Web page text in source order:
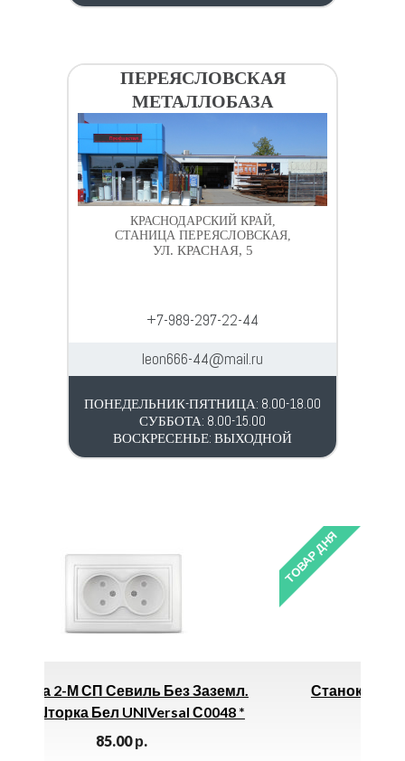
ПЕРЕЯСЛОВСКАЯ
МЕТАЛЛОБАЗА
КРАСНОДАРСКИЙ КРАЙ,
СТАНИЦА ПЕРЕЯСЛОВСКАЯ,
УЛ. КРАСНАЯ, 5
+7-989-297-22-44
leon666-44@mail.ru
ПОНЕДЕЛЬНИК-ПЯТНИЦА: 8.00-18.00
СУББОТА: 8.00-15.00
ВОСКРЕСЕНЬЕ: ВЫХОДНОЙ
Заземл.
С0048 *
ТОВАР ДНЯ
Станок Для Заточки Цепей СЗЦ-200
ВИХРЬ